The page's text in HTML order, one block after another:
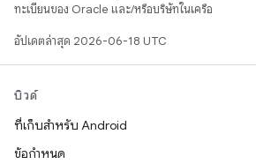
ทะเบียนของ Oracle และ/หรือบริษัทในเครือ
อัปเดตล่าสุด 2026-06-18 UTC
บิวด์
ที่เก็บสำหรับ Android
ข้อกำหนด